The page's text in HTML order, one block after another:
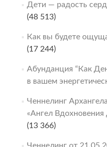
Дети — радость
(48 513)
Как вы будете
(17 244)
Абунданция “Как
в вашем
Ченнелинг
«Ангел Вдохновения
(13 366)